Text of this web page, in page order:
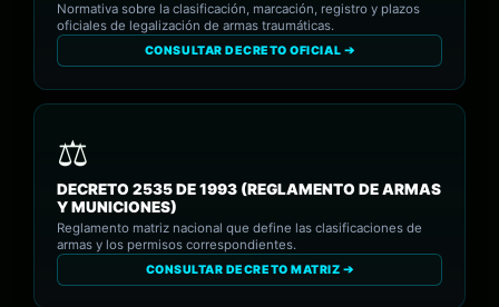
Normativa sobre la clasificación, marcación, registro y plazos
oficiales de legalización de armas traumáticas.
CONSULTAR DECRETO OFICIAL ➔
DECRETO 2535 DE 1993 (REGLAMENTO DE ARMAS
Y MUNICIONES)
Reglamento matriz nacional que define las clasificaciones de
armas y los permisos correspondientes.
CONSULTAR DECRETO MATRIZ ➔